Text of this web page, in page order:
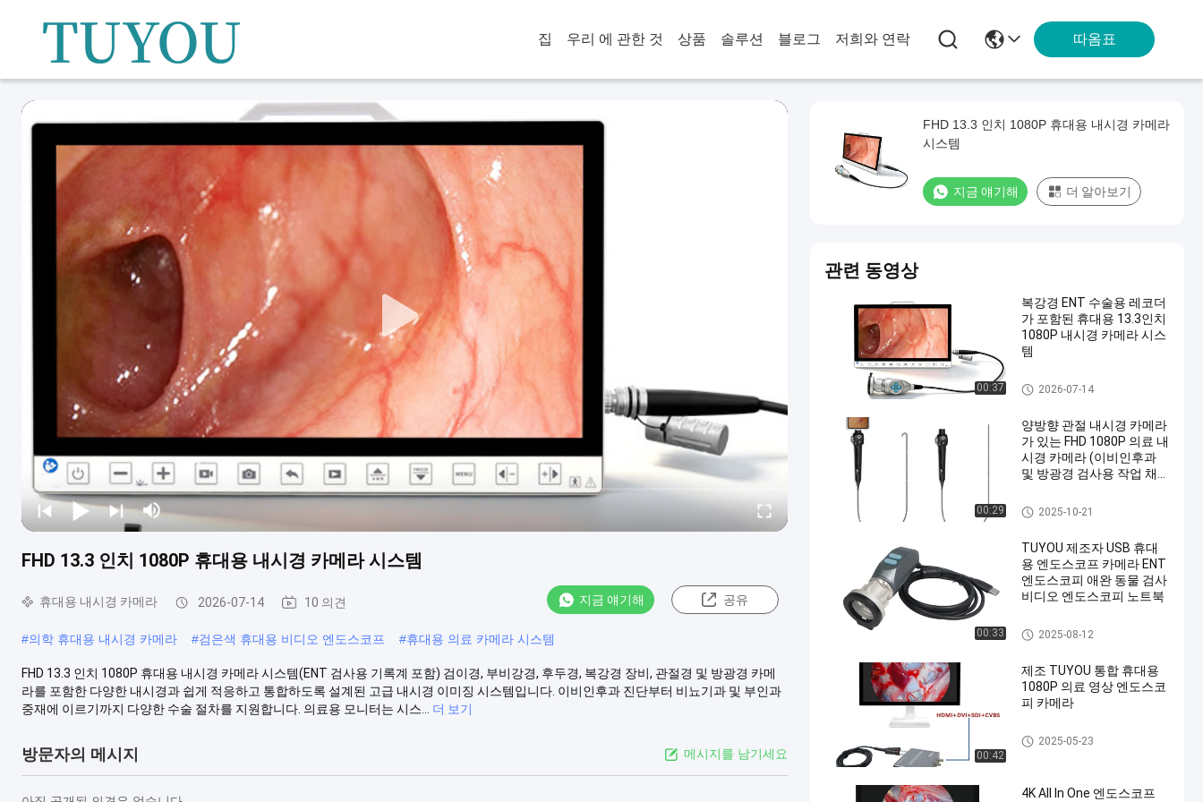
집 우리 에 관한 것 상품 솔루션 블로그 저희와 연락 따옴표
FHD 13.3 인치 1080P 휴대용 내시경 카메라 시스템
휴대용 내시경 카메라 2026-07-14 10 의견 지금 얘기해 공유
#의학 휴대용 내시경 카메라 #검은색 휴대용 비디오 엔도스코프 #휴대용 의료 카메라 시스템
FHD 13.3 인치 1080P 휴대용 내시경 카메라 시스템(ENT 검사용 기록계 포함) 검이경, 부비강경, 후두경, 복강경 장비, 관절경 및 방광경 카메
라를 포함한 다양한 내시경과 쉽게 적응하고 통합하도록 설계된 고급 내시경 이미징 시스템입니다. 이비인후과 진단부터 비뇨기과 및 부인과
중재에 이르기까지 다양한 수술 절차를 지원합니다. 의료용 모니터는 시스...
더 보기
방문자의 메시지 메시지를 남기세요
FHD 13.3 인치 1080P 휴대용 내시경 카메라
시스템
지금 얘기해 더 알아보기
관련 동영상
00:37
복강경 ENT 수술용 레코더
가 포함된 휴대용 13.3인치
1080P 내시경 카메라 시스
템
휴대용 내시경 카메라
2026-07-14
00:29
양방향 관절 내시경 카메라
가 있는 FHD 1080P 의료 내
시경 카메라 (이비인후과
및 방광경 검사용 작업 채널
휴대용 내시경 카메라
2025-10-21
00:33
TUYOU 제조자 USB 휴대
용 엔도스코프 카메라 ENT
엔도스코피 애완 동물 검사
비디오 엔도스코피 노트북
휴대용 내시경 카메라
2025-08-12
00:42
제조 TUYOU 통합 휴대용
1080P 의료 영상 엔도스코
피 카메라
휴대용 내시경 카메라
2025-05-23
4K All In One 엔도스코프